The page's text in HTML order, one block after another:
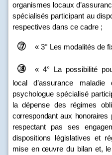
organismes locaux
spécialisés participant au
respectives dans ce cadre ;
« 3° Les modalités de
« 4° La possibilité
local d’assurance
psychologue spécialisé
la dépense des régimes
correspondant aux
respectantpas ses
dispositions législatives et
mise en œuvre du bilan et,